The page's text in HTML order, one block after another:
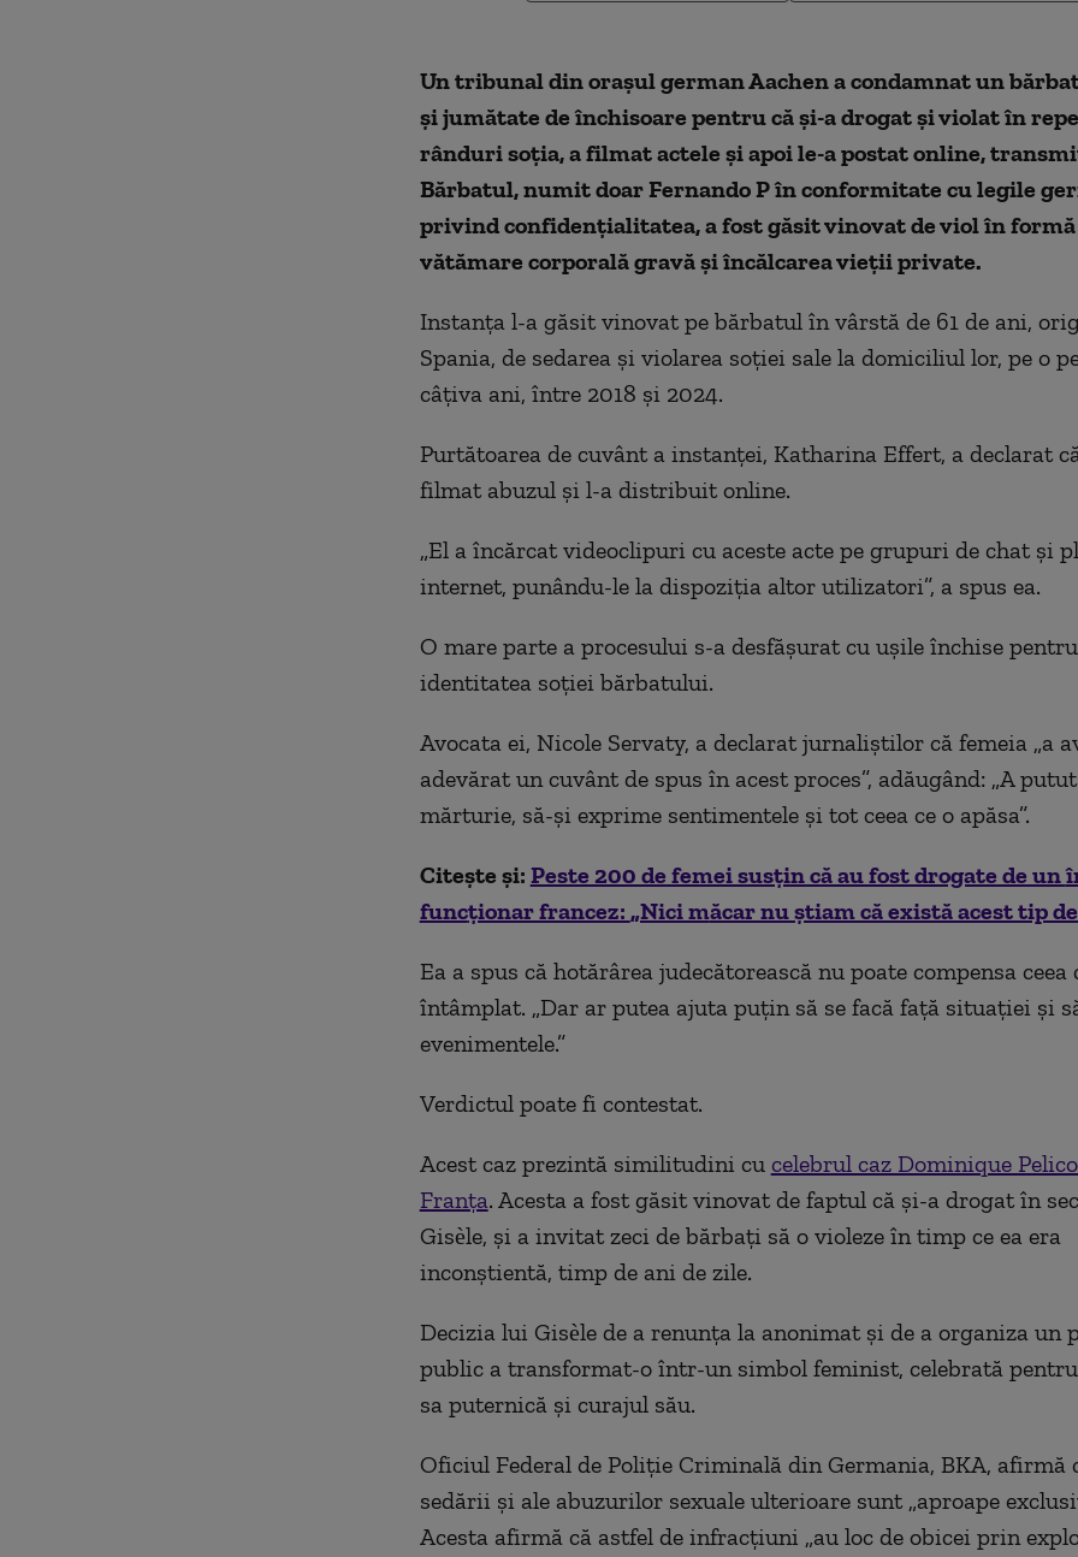
Un tribunal din oraşul german Aachen a condamnat un
şi jumătate deînchisoare pentru că şi-a drogat şi violatîn
rânduri soţia, a filmat actele şi apoi le-a postat online,
Bărbatul, numit doar Fernando Pîn conformitate cu legile
privind confidenţialitatea, a fost găsit vinovat de violîn form
vătămare corporală gravă şiîncălcarea vieţii private.
Instanţa l-a găsit vinovat pe bărbatul în vârstă de 61 de ani,
Spania, de sedarea şi violarea soţiei sale la domiciliul lor, pe o
câţiva ani, între 2018 şi 2024.
Purtătoarea de cuvânt a instanţei, Katharina Effert, a declarat
filmat abuzul şi l-a distribuit online.
„El a încărcat videoclipuri cu aceste acte pe grupuri de chat şi
internet, punându-le la dispoziţia altor utilizatori”, a spus ea.
O mare parte a procesului s-a desfăşurat cu uşile închise
identitatea soţiei bărbatului.
Avocata ei, Nicole Servaty, a declarat jurnaliştilor că femeia „a
adevărat un cuvânt de spus în acest proces”, adăugând: „A
mărturie, să-şi exprime sentimentele şi tot ceea ce o apăsa”.
Citește și: Peste 200 de femei susțin că au fost drogate de un
funcționar francez: „Nici măcar nu știam că există acest tip
Ea a spus că hotărârea judecătorească nu poate compensa ceea
întâmplat. „Dar ar putea ajuta puţin să se facă faţă situaţiei şi
evenimentele.”
Verdictul poate fi contestat.
Acest caz prezintă similitudini cu celebrul caz Dominique
Franţa. Acesta a fost găsit vinovat de faptul că şi-a drogat în
Gisèle, şi a invitat zeci de bărbaţi să o violeze în timp ce ea era
inconştientă, timp de ani de zile.
Decizia lui Gisèle de a renunţa la anonimat şi de a organiza un
public a transformat-o într-un simbol feminist, celebrată
sa puternică şi curajul său.
Oficiul Federal de Poliţie Criminală din Germania, BKA, afirmă
sedării şi ale abuzurilor sexuale ulterioare sunt „aproape
Acesta afirmă că astfel de infracţiuni „au loc de obicei prin